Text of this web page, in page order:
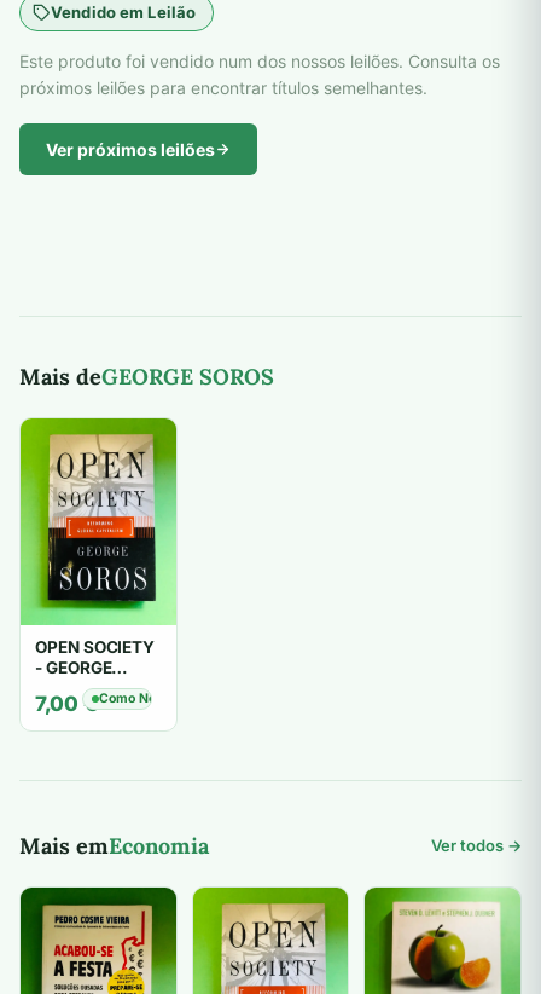
Vendido em Leilão
Este produto foi vendido num dos nossos leilões. Consulta os
próximos leilões para encontrar títulos semelhantes.
Ver próximos leilões
Mais deGEORGE SOROS
OPEN SOCIETY
- GEORGE
SOROS
7,00€Como Novo
Mais emEconomia Ver todos →